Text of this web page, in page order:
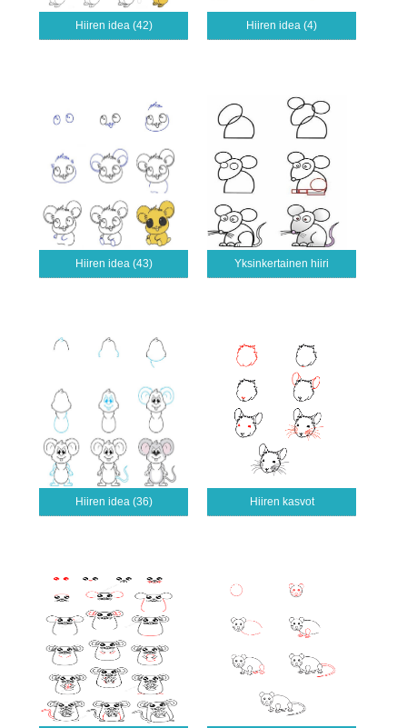
Hiiren idea (42) Hiiren idea (4)
Hiiren idea (43) Yksinkertainen hiiri
Hiiren idea (36) Hiiren kasvot